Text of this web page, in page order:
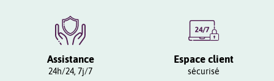
Assistance
24h/24, 7j/7
Espace client
sécurisé